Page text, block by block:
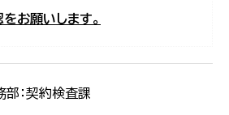
お願いします。
部：契約検査課